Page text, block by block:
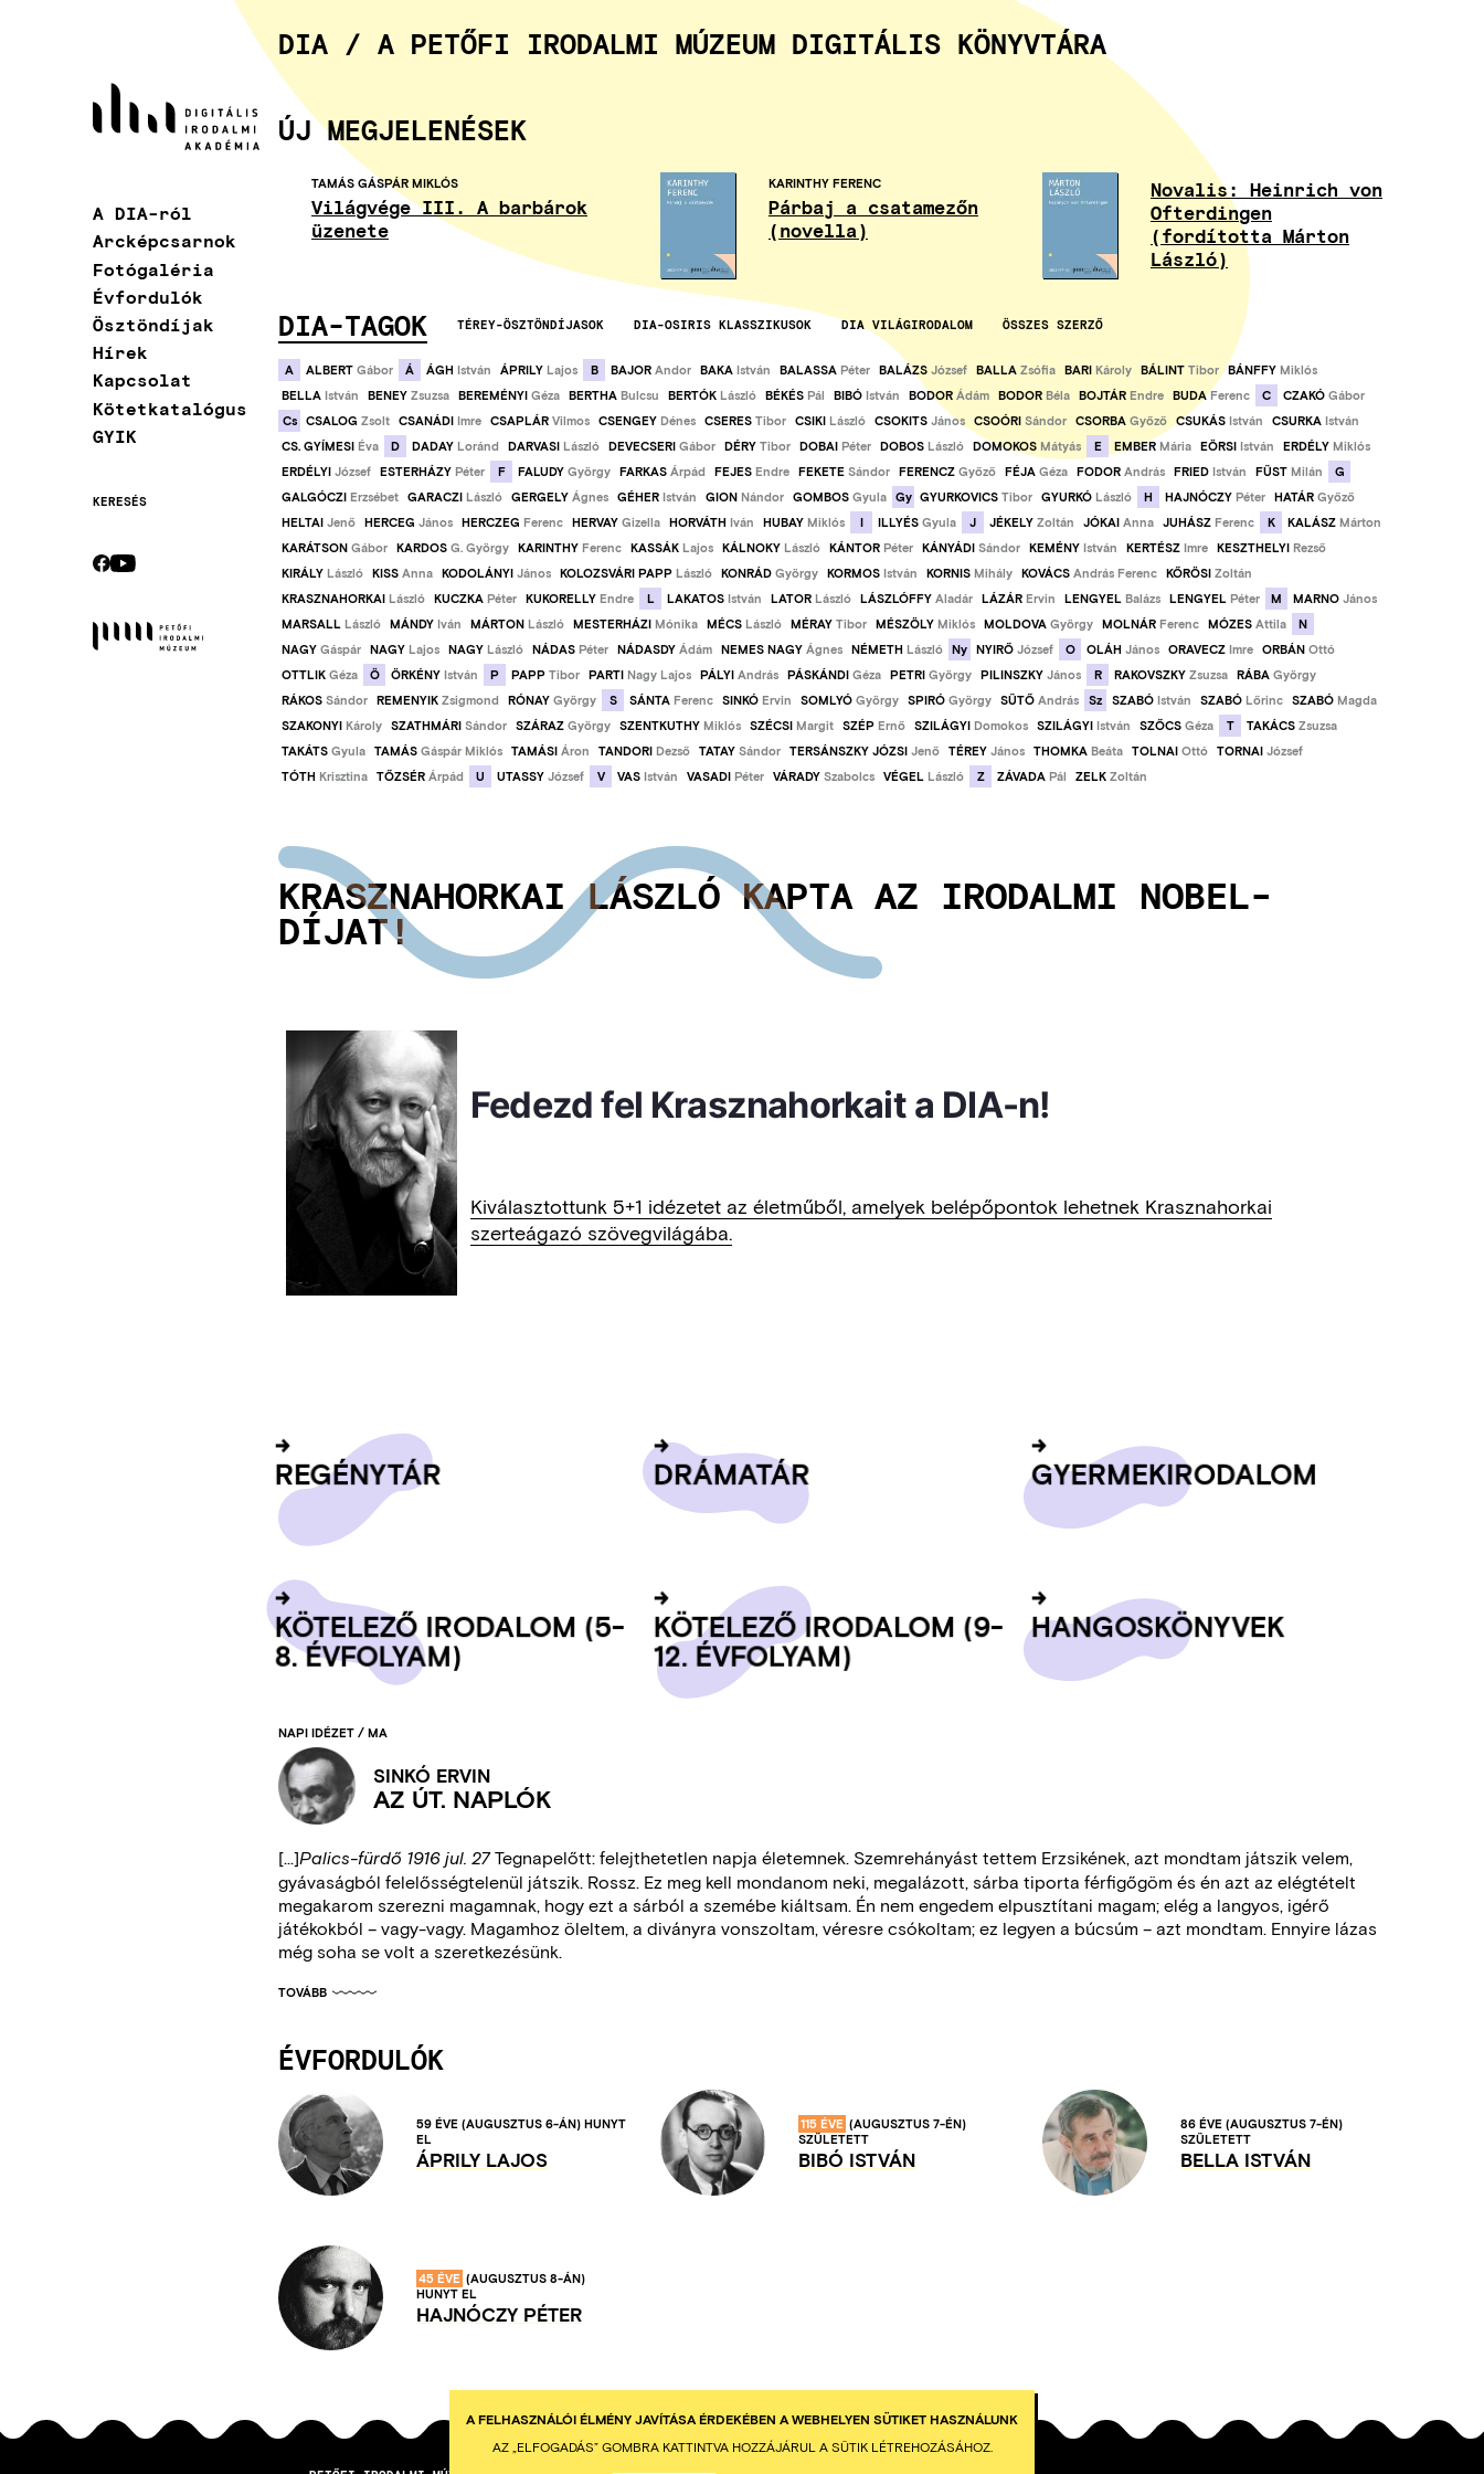
Fő
navigáció
A DIA-ról
Arcképcsarnok
Fotógaléria
Évfordulók
Ösztöndíjak
Hírek
Kapcsolat
Kötetkatalógus
GYIK
navigation
KERESÉS
DIA / A PETŐFI IRODALMI MÚZEUM DIGITÁLIS KÖNYVTÁRA
ÚJ MEGJELENÉSEK
Világvége III. A barbárok
üzenete
TAMÁS GÁSPÁR MIKLÓS
Párbaj a csatamezőn
(novella)
KARINTHY FERENC
Novalis: Heinrich von
Ofterdingen
(fordította Márton
László)
DIA-TAGOK TÉREY-ÖSZTÖNDÍJASOK DIA-OSIRIS KLASSZIKUSOK DIA VILÁGIRODALOM ÖSSZES SZERZŐ
A ALBERT Gábor Á ÁGH István ÁPRILY Lajos B BAJOR Andor BAKA István BALASSA Péter BALÁZS József BALLA Zsófia BARI Károly BÁLINT Tibor BÁNFFY Miklós
BELLA István BENEY Zsuzsa BEREMÉNYI Géza BERTHA Bulcsu BERTÓK László BÉKÉS Pál BIBÓ István BODOR Ádám BODOR Béla BOJTÁR Endre BUDAFerenc C CZAKÓ Gábor
Cs
CSALOG Zsolt CSANÁDI Imre CSAPLÁR Vilmos CSENGEY Dénes CSERES Tibor CSIKI László CSOKITS János CSOÓRI Sándor CSORBA Győző CSUKÁS István CSURKA István
CS. GYÍMESI Éva D DADAY Loránd DARVASI László DEVECSERI Gábor DÉRY Tibor DOBAI Péter DOBOS László DOMOKOS Mátyás E EMBER Mária EÖRSI István ERDÉLY Miklós
ERDÉLYI József ESTERHÁZY Péter F FALUDY György FARKAS Árpád FEJES Endre FEKETE Sándor FERENCZ Győző FÉJA Géza FODOR András FRIED István FÜST Milán
G
GALGÓCZI Erzsébet GARACZI László GERGELY Ágnes GÉHER István GION Nándor GOMBOS Gyula Gy GYURKOVICS Tibor GYURKÓ László H HAJNÓCZY Péter HATÁR Győző
HELTAI Jenő HERCEG János HERCZEG Ferenc HERVAY Gizella HORVÁTH Iván HUBAY Miklós I ILLYÉS Gyula J JÉKELY Zoltán JÓKAI Anna JUHÁSZ Ferenc K KALÁSZ Márton
KARÁTSON Gábor KARDOS G. György KARINTHY Ferenc KASSÁK Lajos KÁLNOKY László KÁNTOR Péter KÁNYÁDI Sándor KEMÉNY István KERTÉSZ Imre KESZTHELYI Rezső
KIRÁLY László KISS Anna KODOLÁNYI János KOLOZSVÁRI PAPP László KONRÁD György KORMOS István KORNIS Mihály KOVÁCS András Ferenc KŐRÖSI Zoltán
KRASZNAHORKAI László KUCZKA Péter KUKORELLY Endre L LAKATOS István LATOR László LÁSZLÓFFY Aladár LÁZÁR Ervin LENGYEL Balázs LENGYEL Péter M MARNO János
MARSALL László MÁNDY Iván MÁRTON László MESTERHÁZI Mónika MÉCS László MÉRAY Tibor MÉSZÖLY Miklós MOLDOVA György MOLNÁR Ferenc MÓZES Attila
N
NAGY Gáspár NAGY Lajos NAGY László NÁDAS Péter NÁDASDY Ádám NEMES NAGY Ágnes NÉMETH László Ny NYIRŐ József O OLÁH János ORAVECZ Imre ORBÁN Ottó
OTTLIK Géza Ö ÖRKÉNY István P PAPP Tibor PARTI Nagy Lajos PÁLYI András PÁSKÁNDI Géza PETRI György PILINSZKY János R RAKOVSZKY Zsuzsa RÁBA György
RÁKOS Sándor REMENYIK Zsigmond RÓNAY György S SÁNTA Ferenc SINKÓ Ervin SOMLYÓ György SPIRÓ György SÜTŐ András Sz SZABÓ István SZABÓ Lőrinc SZABÓ Magda
SZAKONYI Károly SZATHMÁRI Sándor SZÁRAZ György SZENTKUTHY Miklós SZÉCSI Margit SZÉP Ernő SZILÁGYI Domokos SZILÁGYI István SZŐCS Géza T TAKÁCS Zsuzsa
TAKÁTS Gyula TAMÁS Gáspár Miklós TAMÁSI Áron TANDORI Dezső TATAY Sándor TERSÁNSZKY JÓZSI Jenő TÉREY János THOMKA Beáta TOLNAI Ottó TORNAI József
TÓTH Krisztina TŐZSÉR Árpád U UTASSY József V VAS István VASADI Péter VÁRADY Szabolcs VÉGEL László Z ZÁVADA Pál ZELK Zoltán
KRASZNAHORKAI LÁSZLÓ KAPTA AZ IRODALMI NOBEL-
DÍJAT!
Fedezd fel Krasznahorkait a DIA-n!
Kiválasztottunk 5+1 idézetet az életműből, amelyek belépőpontok lehetnek Krasznahorkai
szerteágazó szövegvilágába.
RE­GÉNY­TÁR DRÁ­MA­TÁR GYER­MEK­IRO­DA­LOM
KÖ­TE­LE­ZŐ IRO­DA­LOM (5-
8. ÉV­FO­LYAM)
KÖ­TE­LE­ZŐ IRO­DA­LOM (9-
12. ÉV­FO­LYAM)
HAN­GOS­KÖNY­VEK
NAPI IDÉZET / MA
SINKÓ ERVIN
AZ ÚT. NAPLÓK
[...]Palics-fürdő 1916 jul. 27Tegnapelőtt: felejthetetlen napja életemnek. Szemrehányást tettem Erzsikének, azt mondtam játszik velem,
gyávaságból felelősségtelenül játszik. Rossz. Ez meg kell mondanom neki, megalázott, sárba tiporta férfigőgöm és én azt az elégtételt
megakarom szerezni magamnak, hogy ezt a sárból a szemébe kiáltsam. Én nem engedem elpusztítani magam; elég a langyos, igérő
játékokból – vagy-vagy. Magamhoz öleltem, a diványra vonszoltam, véresre csókoltam; ez legyen a búcsúm – azt mondtam. Ennyire lázas
még soha se volt a szeretkezésünk.
TOVÁBB
ÉVFORDULÓK
59 ÉVE (AUGUSZTUS 6-ÁN) HUNYT
EL
ÁPRILY LAJOS
115 ÉVE (AUGUSZTUS 7-ÉN)
SZÜLETETT
BIBÓ ISTVÁN
86 ÉVE (AUGUSZTUS 7-ÉN)
SZÜLETETT
BELLA ISTVÁN
45 ÉVE (AUGUSZTUS 8-ÁN)
HUNYT EL
HAJNÓCZY PÉTER
A FELHASZNÁLÓI ÉLMÉNY JAVÍTÁSA ÉRDEKÉBEN A WEBHELYEN SÜTIKET HASZNÁLUNK
AZ „ELFOGADÁS” GOMBRA KATTINTVA HOZZÁJÁRUL A SÜTIK LÉTREHOZÁSÁHOZ.